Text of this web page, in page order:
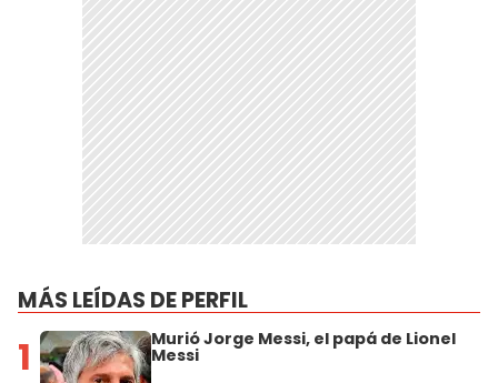
MÁS LEÍDAS DE PERFIL
1 Murió Jorge Messi, el papá de Lionel
Messi